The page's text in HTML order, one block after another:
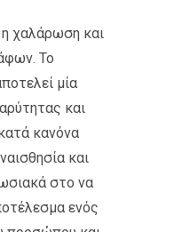
η χαλάρωση και
Το
μία
και
κανόνα
και
στο να
ενός